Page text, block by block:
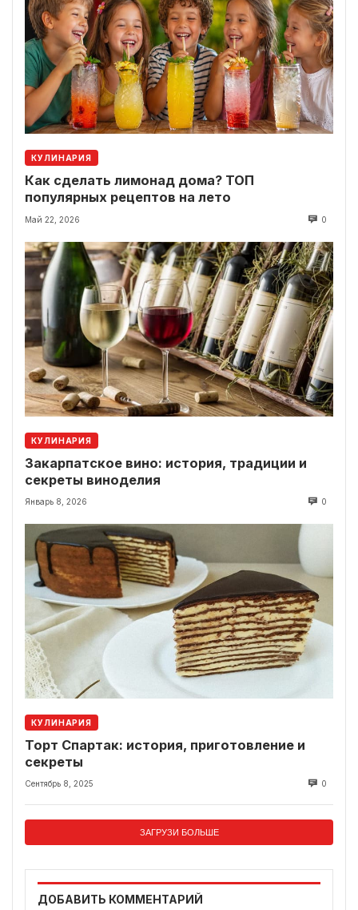
КУЛИНАРИЯ
Как сделать лимонад дома? ТОП
популярных рецептов на лето
Май 22, 2026 0
КУЛИНАРИЯ
Закарпатское вино: история, традиции и
секреты виноделия
Январь 8, 2026 0
КУЛИНАРИЯ
Торт Спартак: история, приготовление и
секреты
Сентябрь 8, 2025 0
ЗАГРУЗИ БОЛЬШЕ
ДОБАВИТЬ КОММЕНТАРИЙ